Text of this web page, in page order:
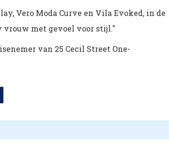
Vero Moda Curve en Vila Evoked, in de
vrouw met gevoel voor stijl."
van 25 Cecil Street One-